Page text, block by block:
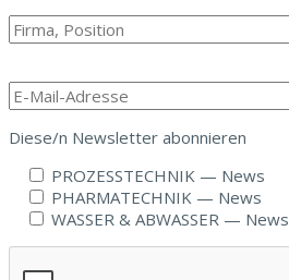
Zum E-Mag
Diese/n Newslet­ter abonnieren
PROZESSTECHNIK — News
PHARMATECHNIK — News
WASSER & ABWASSER — News